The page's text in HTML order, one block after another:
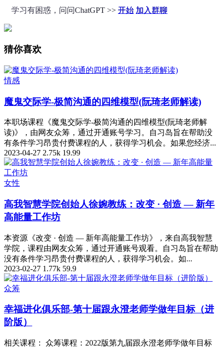
学习有困惑，问问ChatGPT >> 开始 加入群聊
猜你喜欢
情感
魔鬼交际学-极简沟通的四维模型(阮琦老师解读)
本职场课程《魔鬼交际学-极简沟通的四维模型(阮琦老师解
读)》，由网友众筹，通过开通账号学习。自习岛旨在帮助没
有条件学习昂贵付费课程的人，获得学习机会。如果您经济...
2023-04-27 2.75k 19.99
女性
高我智慧学院创始人徐婉教练：改变 · 创造 — 新年
高能量工作坊
本资源《改变 · 创造 — 新年高能量工作坊》，来自高我智慧
学院，课程由网友众筹，通过开通账号观看。自习岛旨在帮助
没有条件学习昂贵付费课程的人，获得学习机会。如...
2023-02-27 1.77k 59.9
众筹
幸福进化俱乐部-第十届跟永澄老师学做年目标（进
阶版）
相关课程： 众筹课程：2022版第九届跟永澄老师学做年目标